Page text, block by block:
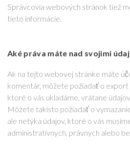
Správcovia webových stránok tiež
tieto informácie.
Aké práva máte nad svojimi
Ak na tejto webovej stránke máte
komentár, môžete požiadať o export
ktoré o vás ukladáme, vrátane
Môžete takisto požiadať o
ale netýka údajov, ktoré o vás
administratívnych, právnych alebo